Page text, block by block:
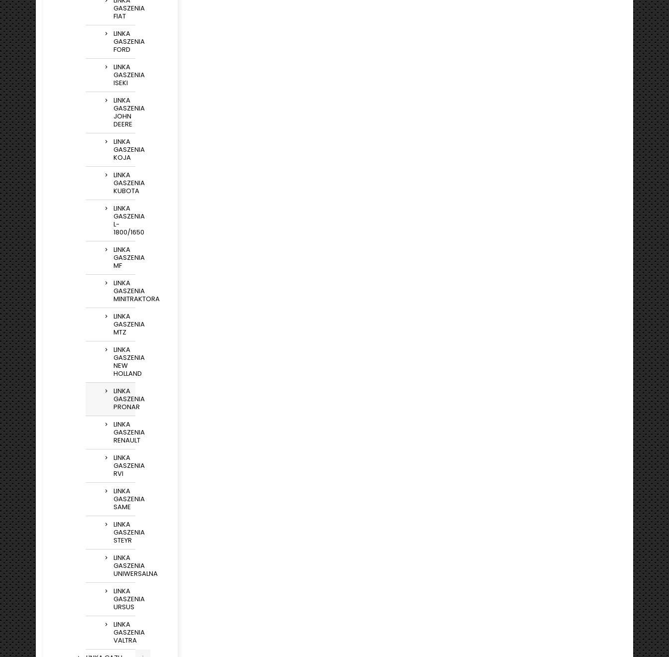
GASZENIA
FIAT
LINKA
GASZENIA
FORD
LINKA
GASZENIA
ISEKI
LINKA
GASZENIA
JOHN
DEERE
LINKA
GASZENIA
KOJA
LINKA
GASZENIA
KUBOTA
LINKA
GASZENIA
L-
1800/1650
LINKA
GASZENIA
MF
LINKA
GASZENIA
MINITRAKTORA
LINKA
GASZENIA
MTZ
LINKA
GASZENIA
NEW
HOLLAND
LINKA
GASZENIA
PRONAR
LINKA
GASZENIA
RENAULT
LINKA
GASZENIA
RVI
LINKA
GASZENIA
SAME
LINKA
GASZENIA
STEYR
LINKA
GASZENIA
UNIWERSALNA
LINKA
GASZENIA
URSUS
LINKA
GASZENIA
VALTRA